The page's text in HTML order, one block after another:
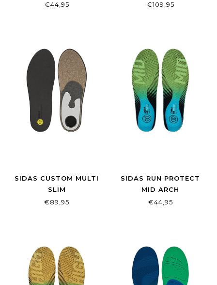
€44,95
€109,95
SIDAS CUSTOM MULTI
SLIM
€89,95
SIDAS RUN PROTECT
MID ARCH
€44,95